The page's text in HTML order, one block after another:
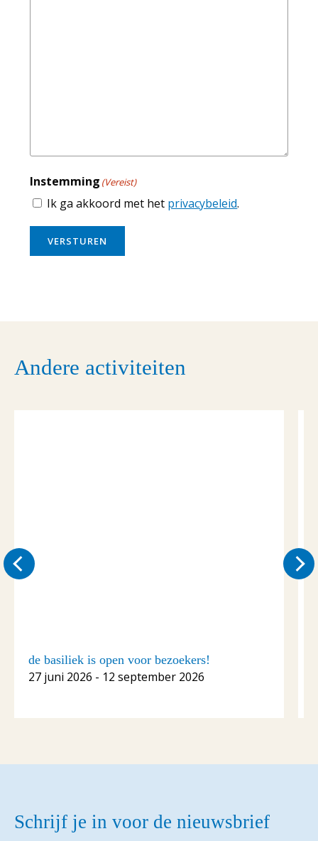
Instemming (Vereist)
Ik ga akkoord met het privacybeleid.
VERSTUREN
Andere activiteiten
de basiliek is open voor bezoekers!
27 juni 2026 - 12 september 2026
Schrijf je in voor de nieuwsbrief